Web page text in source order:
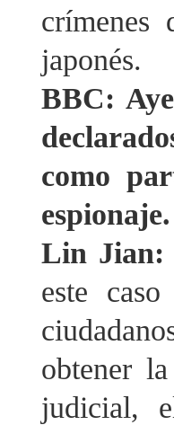
crímenes
japonés.
BBC:
como
Lin Jian:
este
obtener
judicial,